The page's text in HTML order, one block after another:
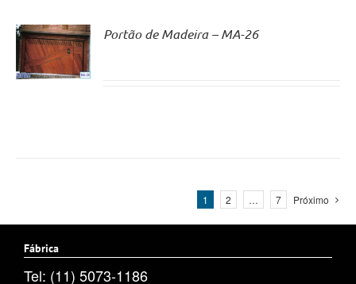
Portão de Madeira – MA-26
1 2 … 7 Próximo
Fábrica
Tel: (11) 5073-1186